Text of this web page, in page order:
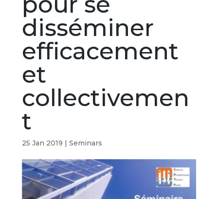
disséminer
efficacement
et
collectivemen
t
25 Jan 2019 | Seminars